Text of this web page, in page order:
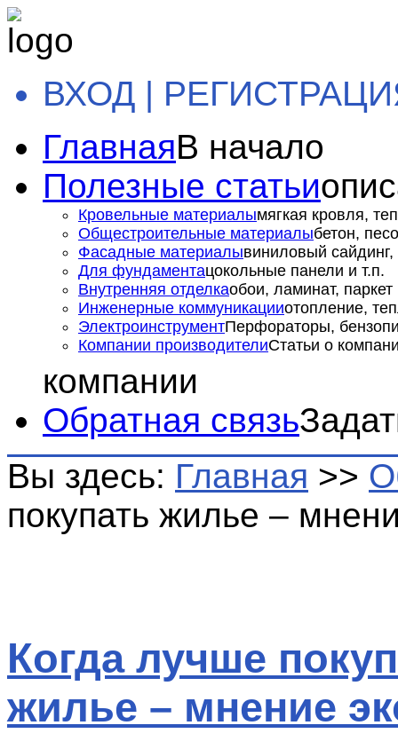
ВХОД |
ГлавнаяВ начало
Полезные статьи
Кровельные материалымягкая кровля,
Общестроительные материалыбетон,
Фасадные материалывиниловый сайдинг,
Для фундаментацокольные панели и т.п.
Внутренняя отделкаобои, ламинат, паркет
Инженерные коммуникацииотопление,
ЭлектроинструментПерфораторы,
Компании производителиСтатьи о
компании
Обратная связь
Вы здесь: Главная >>
покупать жилье –
Когда лучше
жилье – мнение